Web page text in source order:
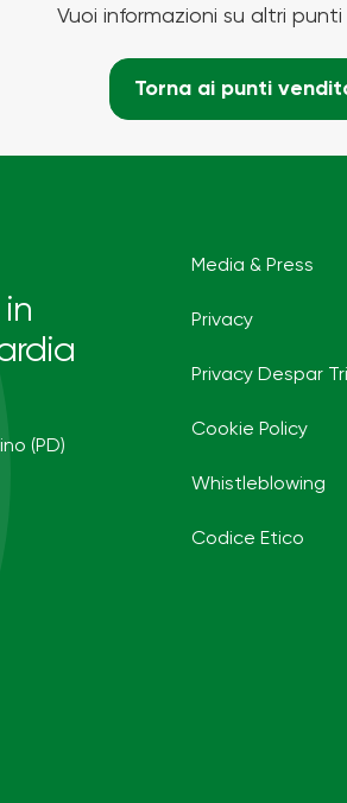
Vuoi informazioni su altri
Torna ai punti
(PD)
Media & Press
Privacy
Privacy Despar
Cookie Policy
Whistleblowing
Codice Etico